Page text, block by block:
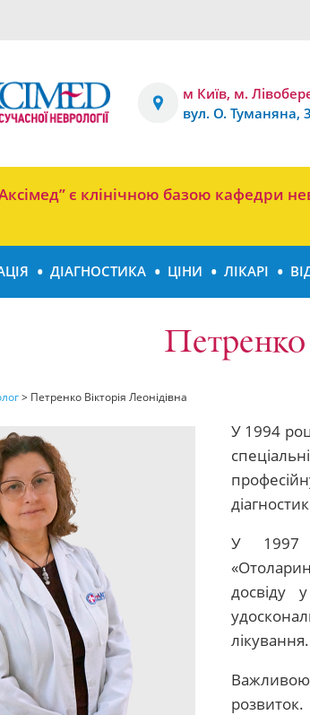
м Київ, м.
вул. О. Туманяна, 3
є клінічною базою кафедри
ДІАГНОСТИКА ЦІНИ ЛІКАРІ
Петренко
> Петренко Вікторія Леонідівна
У 1994
У 1997
досвіду
лікування.
Важливою